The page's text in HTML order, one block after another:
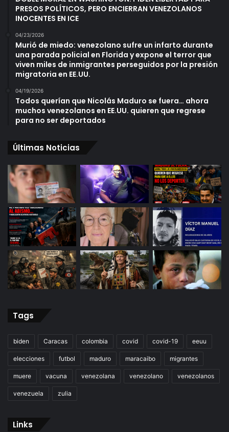
PRESOS POLÍTICOS, PERO ENCIERRAN VENEZOLANOS
INOCENTES EN ICE
04/23/2026
Murió de miedo: venezolano sufre un infarto durante
una parada policial en Florida y expone el terror que
viven miles de inmigrantes perseguidos por la presión
migratoria en EE.UU.
04/19/2026
Todos querían que Nicolás Maduro se fuera… ahora
muchos venezolanos en EE.UU. quieren que regrese
para no ser deportados
Últimas Noticias
Tags
biden Caracas colombia covid covid-19 eeuu
elecciones futbol maduro maracaibo migrantes
muere vacuna venezolana venezolano venezolanos
venezuela zulia
Links